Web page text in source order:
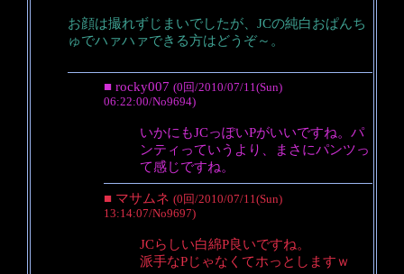
お顔は撮れずじまいでしたが、JCの純白おぱんち
ゅでハァハァできる方はどうぞ～。
■ rocky007 (0回/2010/07/11(Sun)
06:22:00/No9694)
いかにもJCっぽいPがいいですね。パ
ンティっていうより、まさにパンツっ
て感じですね。
■ マサムネ (0回/2010/07/11(Sun)
13:14:07/No9697)
JCらしい白綿P良いですね。
派手なPじゃなくてホっとしますｗ